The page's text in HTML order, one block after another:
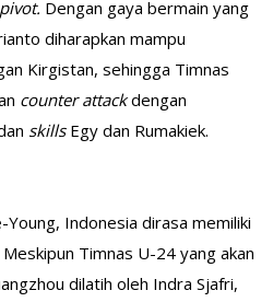
pivot. Dengan gaya bermain yang
diharapkan mampu
Kirgistan, sehingga Timnas
counter attackdengan
skills Egy dan Rumakiek.
Young, Indonesia dirasa memiliki
Meskipun Timnas U-24 yang akan
dilatih oleh Indra Sjafri,